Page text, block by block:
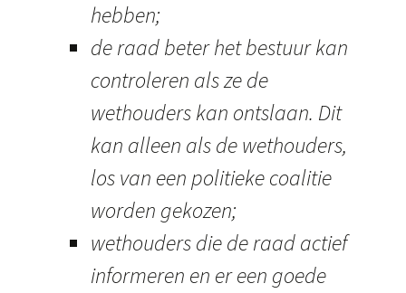
hebben;
de raad beter het bestuur kan
controleren als ze de
wethouders kan ontslaan. Dit
kan alleen als de wethouders,
los van een politieke coalitie
worden gekozen;
wethouders die de raad actief
informeren en er een goede